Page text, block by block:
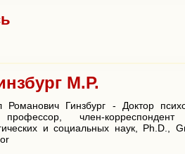
М.Р.
Романович Гинзбург - Доктор
член-корреспондент
и социальных наук, Ph.D.,